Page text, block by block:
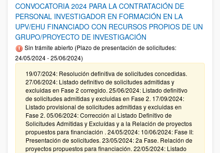
CONVOCATORIA 2024 PARA LA CONTRATACIÓN DE
PERSONAL INVESTIGADOR EN FORMACIÓN EN LA
UPV/EHU FINANCIADO CON RECURSOS PROPIOS DE UN
GRUPO/PROYECTO DE INVESTIGACIÓN
Sin trámite abierto (Plazo de presentación de solicitudes:
24/05/2024 - 25/06/2024)
19/07/2024: Resolución definitiva de solicitudes concedidas.
27/06/2024: Listado definitivo de solicitudes admitidas y
excluidas en Fase 2 corregido. 25/06/2024: Listado definitivo
de solicitudes admitidas y excluidas en Fase 2. 17/09/2024:
Listado provisional de solicitudes admitidas y excluidas en
Fase 2. 05/06/2024: Corrección al Listado Definitivo de
Solicitudes Admitidas y Excluídas y a la Relación de proyectos
propuestos para financiación . 24/05/2024: 10/06/2024: Fase II:
Presentación de solicitudes. 23/05/2024: 2a Fase. Relación de
proyectos propuestos para financiación. 22/05/2024: Listado